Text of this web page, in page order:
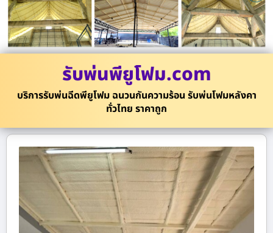
รับพ่นพียูโฟม.com
บริการรับพ่นฉีดพียูโฟม ฉนวนกันความร้อน รับพ่นโฟมหลังคา
ทั่วไทย ราคาถูก